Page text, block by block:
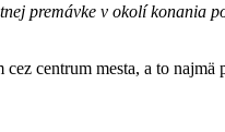
premávke v okolí konania
centrum mesta, a to